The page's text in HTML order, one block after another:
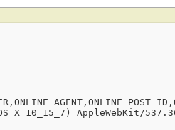
AppleWebKit/